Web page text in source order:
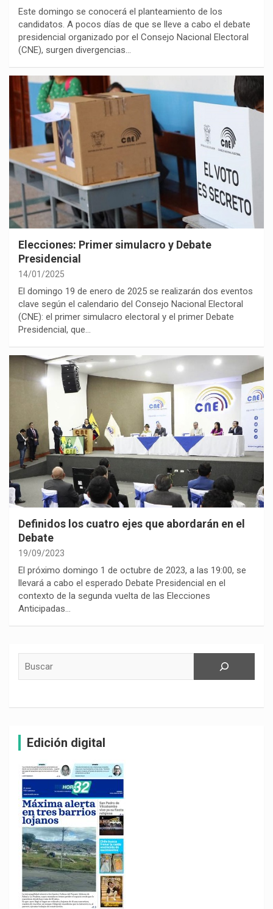
Este domingo se conocerá el planteamiento de los
candidatos. A pocos días de que se lleve a cabo el debate
presidencial organizado por el Consejo Nacional Electoral
(CNE), surgen divergencias…
Elecciones: Primer simulacro y Debate
Presidencial
14/01/2025
El domingo 19 de enero de 2025 se realizarán dos eventos
clave según el calendario del Consejo Nacional Electoral
(CNE): el primer simulacro electoral y el primer Debate
Presidencial, que…
Definidos los cuatro ejes que abordarán en el
Debate
19/09/2023
El próximo domingo 1 de octubre de 2023, a las 19:00, se
llevará a cabo el esperado Debate Presidencial en el
contexto de la segunda vuelta de las Elecciones
Anticipadas…
Edición digital